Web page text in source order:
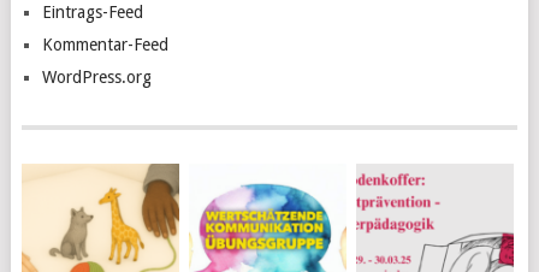
Eintrags-Feed
Kommentar-Feed
WordPress.org